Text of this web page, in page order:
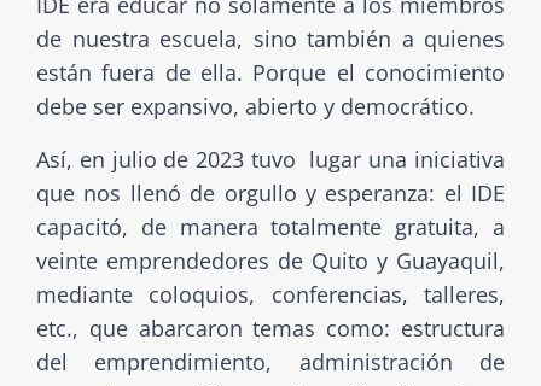
de nuestra escuela, sino también a quienes
están fuera de ella. Porque el conocimiento
debe ser expansivo, abierto y democrático.
Así, en julio de 2023 tuvo lugar una iniciativa
que nos llenó de orgullo y esperanza: el IDE
capacitó, de manera totalmente gratuita, a
veinte emprendedores de Quito y Guayaquil,
mediante coloquios, conferencias, talleres,
etc., que abarcaron temas como: estructura
del emprendimiento, administración de